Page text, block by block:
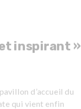
inspirant »
d’accueil du
qui vient enfin